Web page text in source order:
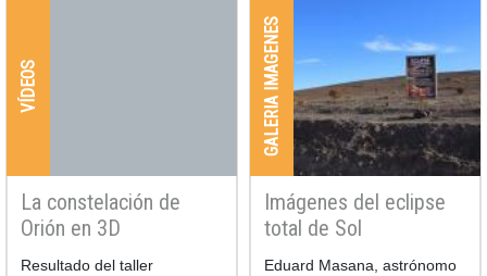
VÍDEOS
La constelación de
Orión en 3D
Resultado del taller
GALERIA IMAGENES
Imágenes del eclipse
total de Sol
02/07/2019 - Chile
Eduard Masana, astrónomo